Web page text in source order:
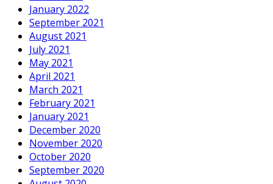
January 2022
September 2021
August 2021
July 2021
May 2021
April 2021
March 2021
February 2021
January 2021
December 2020
November 2020
October 2020
September 2020